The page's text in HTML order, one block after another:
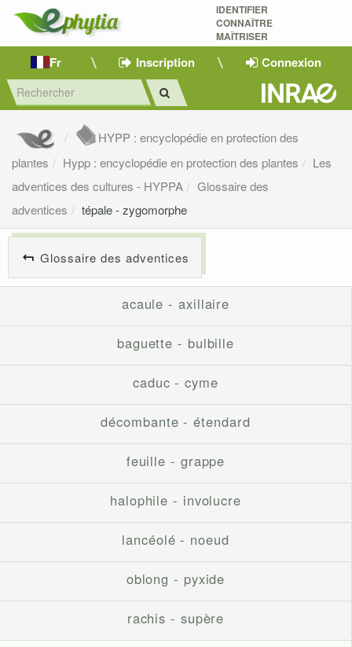
IDENTIFIER
CONNAÎTRE
MAÎTRISER
Fr Inscription Connexion
HYPP : encyclopédie en protection des
plantes
Hypp : encyclopédie en protection des plantes
Les
adventices des cultures - HYPPA
Glossaire des
adventices
tépale - zygomorphe
Glossaire des adventices
acaule - axillaire
baguette - bulbille
caduc - cyme
décombante - étendard
feuille - grappe
halophile - involucre
lancéolé - noeud
oblong - pyxide
rachis - supère